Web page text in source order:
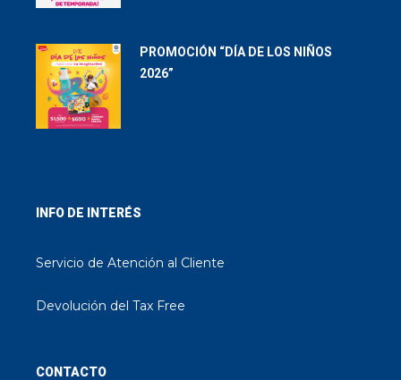
PROMOCIÓN “DÍA DE LOS NIÑOS
2026”
INFO DE INTERÉS
Servicio de Atención al Cliente
Devolución del Tax Free
CONTACTO